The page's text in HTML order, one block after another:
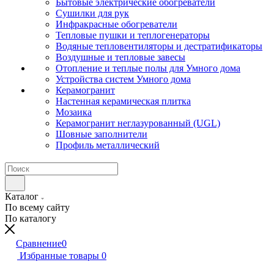
Бытовые электрические обогреватели
Сушилки для рук
Инфракрасные обогреватели
Тепловые пушки и теплогенераторы
Водяные тепловентиляторы и дестратификаторы
Воздушные и тепловые завесы
Отопление и теплые полы для Умного дома
Устройства систем Умного дома
Керамогранит
Настенная керамическая плитка
Мозаика
Керамогранит неглазурованный (UGL)
Шовные заполнители
Профиль металлический
Каталог
По всему сайту
По каталогу
Сравнение0
Избранные товары 0